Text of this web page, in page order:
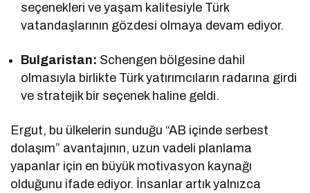
seçenekleri ve yaşam kalitesiyle Türk
vatandaşlarının gözdesi olmaya devam ediyor.
Bulgaristan: Schengen bölgesine dahil
olmasıyla birlikte Türk yatırımcıların radarına girdi
ve stratejik bir seçenek haline geldi.
Ergut, bu ülkelerin sunduğu “AB içinde serbest
dolaşım” avantajının, uzun vadeli planlama
yapanlar için en büyük motivasyon kaynağı
olduğunu ifade ediyor. İnsanlar artık yalnızca